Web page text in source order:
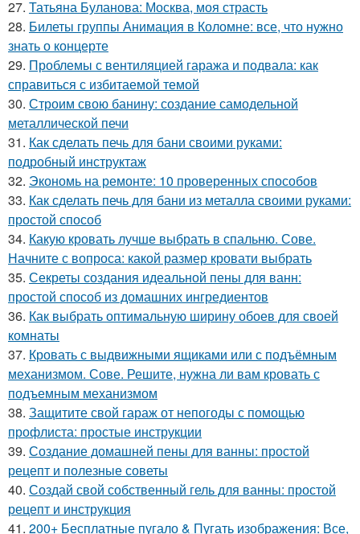
27. Татьяна Буланова: Москва, моя страсть
28. Билеты группы Анимация в Коломне: все, что нужно
знать о концерте
29. Проблемы с вентиляцией гаража и подвала: как
справиться с избитаемой темой
30. Строим свою банину: создание самодельной
металлической печи
31. Как сделать печь для бани своими руками:
подробный инструктаж
32. Экономь на ремонте: 10 проверенных способов
33. Как сделать печь для бани из металла своими руками:
простой способ
34. Какую кровать лучше выбрать в спальню. Сове.
Начните с вопроса: какой размер кровати выбрать
35. Секреты создания идеальной пены для ванн:
простой способ из домашних ингредиентов
36. Как выбрать оптимальную ширину обоев для своей
комнаты
37. Кровать с выдвижными ящиками или с подъёмным
механизмом. Сове. Решите, нужна ли вам кровать с
подъемным механизмом
38. Защитите свой гараж от непогоды с помощью
профлиста: простые инструкции
39. Создание домашней пены для ванны: простой
рецепт и полезные советы
40. Создай свой собственный гель для ванны: простой
рецепт и инструкция
41. 200+ Бесплатные пугало & Пугать изображения: Все,